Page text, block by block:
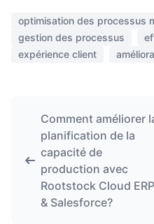
optimisation des processus
gestion des processus
expérience client
Comment améliorer
planification de la
capacité de
production avec
Rootstock Cloud ERP
& Salesforce?